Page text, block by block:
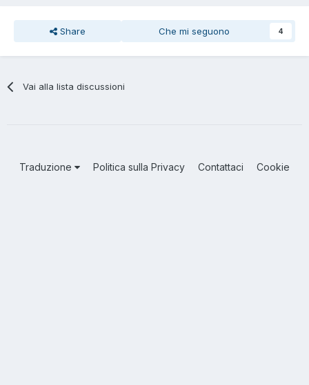
Share Che mi seguono 4
Vai alla lista discussioni
Traduzione Politica sulla Privacy Contattaci Cookie